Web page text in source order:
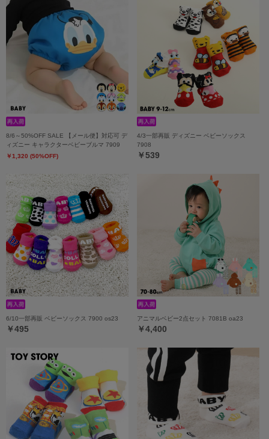
8/6～50%OFF SALE 【メール便】対応可 デ
ィズニー キャラクターベビーブルマ 7909
￥1,320 (50%OFF)
4/3一部再販 ディズニー ベビーソックス
7908
￥539
6/10一部再販 ベビーソックス 7900 os23
￥495
アニマルベビー2点セット 7081B oa23
￥4,400